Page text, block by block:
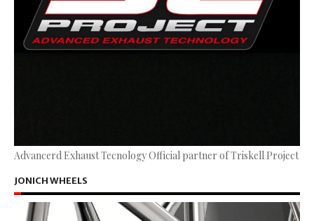
Advancerd Exhaust Tecnology Official partner of Triskell Project
JONICH WHEELS